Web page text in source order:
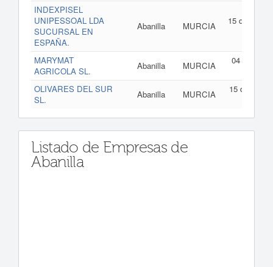
INDEXPISEL
UNIPESSOAL LDA
SUCURSAL EN
ESPAÑA.
Abanilla MURCIA
15 de abril
MARYMAT
AGRICOLA SL.
Abanilla MURCIA
04 de
OLIVARES DEL SUR
SL.
Abanilla MURCIA
15 de
Listado de Empresas de
Abanilla